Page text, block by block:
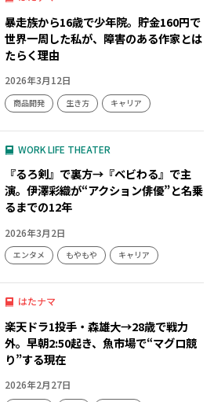
暴走族から16歳で少年院。貯金160円で
世界一周した私が、障害のある作家とは
たらく理由
2026年3月12日
商品開発 生き方 キャリア
WORK LIFE THEATER
『るろ剣』で裏方→『ベビわる』で主
演。伊澤彩織が“アクション俳優”と名乗
るまでの12年
2026年3月2日
エンタメ もやもや キャリア
はたナマ
楽天ドラ1投手・森雄大→28歳で戦力
外。早朝2:50起き、魚市場で“マグロ競
り”する現在
2026年2月27日